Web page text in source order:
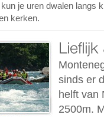
je uren dwalen langs
kerken.
sinds er
helft van
2500m.